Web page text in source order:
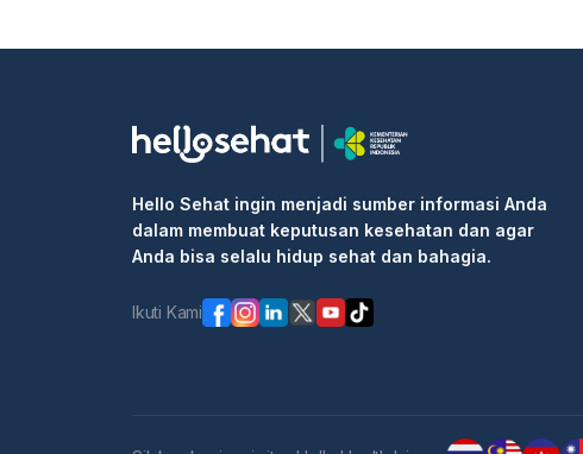
Hello Sehat ingin menjadi sumber informasi Anda
dalam membuat keputusan kesehatan dan agar
Anda bisa selalu hidup sehat dan bahagia.
Ikuti Kami